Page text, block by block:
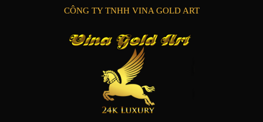
CÔNG TY TNHH VINA GOLD ART